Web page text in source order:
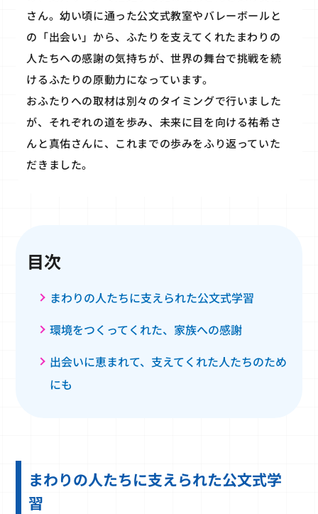
さん。幼い頃に通った公文式教室やバレーボールと
の「出会い」から、ふたりを支えてくれたまわりの
人たちへの感謝の気持ちが、世界の舞台で挑戦を続
けるふたりの原動力になっています。
おふたりへの取材は別々のタイミングで行いました
が、それぞれの道を歩み、未来に目を向ける祐希さ
んと真佑さんに、これまでの歩みをふり返っていた
だきました。
目次
まわりの人たちに支えられた公文式学習
環境をつくってくれた、家族への感謝
出会いに恵まれて、支えてくれた人たちのため
にも
まわりの人たちに支えられた公文式学
習